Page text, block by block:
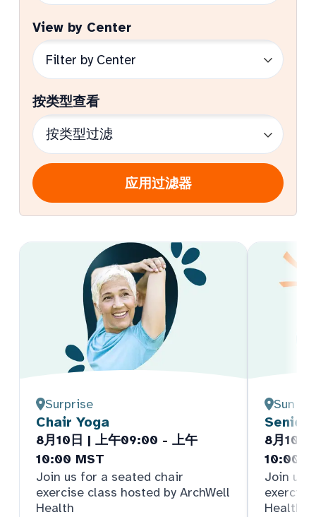
View by Center
按类型查看
应用过滤器
Surprise
Chair Yoga
8月10日 | 上午09:00 - 上午
10:00 MST
Join us for a seated chair
exercise class hosted by ArchWell
Health
Sun
Senior
8月10
10:00
Join us
Health